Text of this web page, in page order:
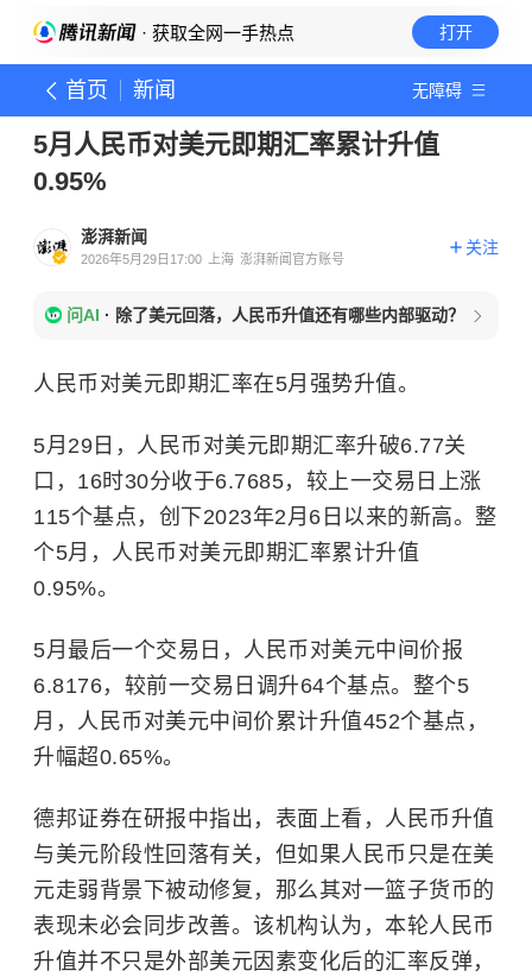
· 获取全网一手热点 打开
首页 新闻 无障碍
5月人民币对美元即期汇率累计升值
0.95%
澎湃新闻
2026年5月29日17:00 上海 澎湃新闻官方账号
关注
问AI · 除了美元回落，人民币升值还有哪些内部驱动？
人民币对美元即期汇率在5月强势升值。
5月29日，人民币对美元即期汇率升破6.77关
口，16时30分收于6.7685，较上一交易日上涨
115个基点，创下2023年2月6日以来的新高。整
个5月，人民币对美元即期汇率累计升值
0.95%。
5月最后一个交易日，人民币对美元中间价报
6.8176，较前一交易日调升64个基点。整个5
月，人民币对美元中间价累计升值452个基点，
升幅超0.65%。
德邦证券在研报中指出，表面上看，人民币升值
与美元阶段性回落有关，但如果人民币只是在美
元走弱背景下被动修复，那么其对一篮子货币的
表现未必会同步改善。该机构认为，本轮人民币
升值并不只是外部美元因素变化后的汇率反弹，